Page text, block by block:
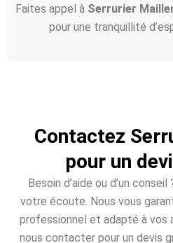
Faites appel à Serrurier
pour une tranquillité
Contactez
pour un
Besoin d’aide ou d’un
votre écoute. Nous vous
professionnel et adapté à vos
nous contacter pour un devis